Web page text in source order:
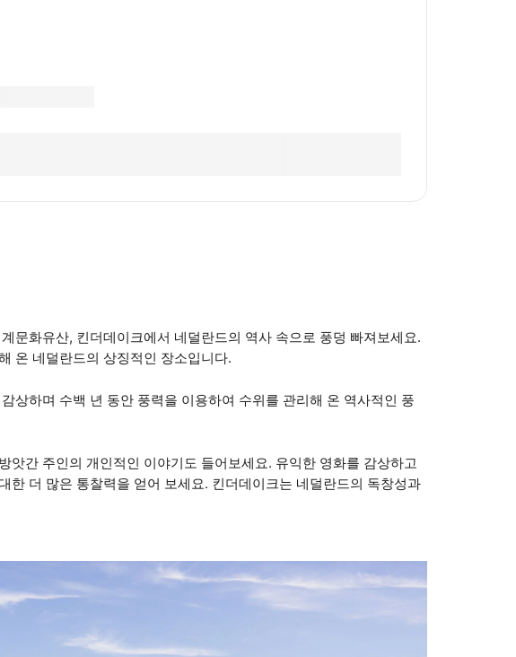
문화유산, 킨더데이크에서 네덜란드의 역사 속으로 풍덩 빠져보세요.
온 네덜란드의 상징적인 장소입니다.
상하며 수백 년 동안 풍력을 이용하여 수위를 관리해 온 역사적인 풍
앗간 주인의 개인적인 이야기도 들어보세요. 유익한 영화를 감상하고
한 더 많은 통찰력을 얻어 보세요. 킨더데이크는 네덜란드의 독창성과